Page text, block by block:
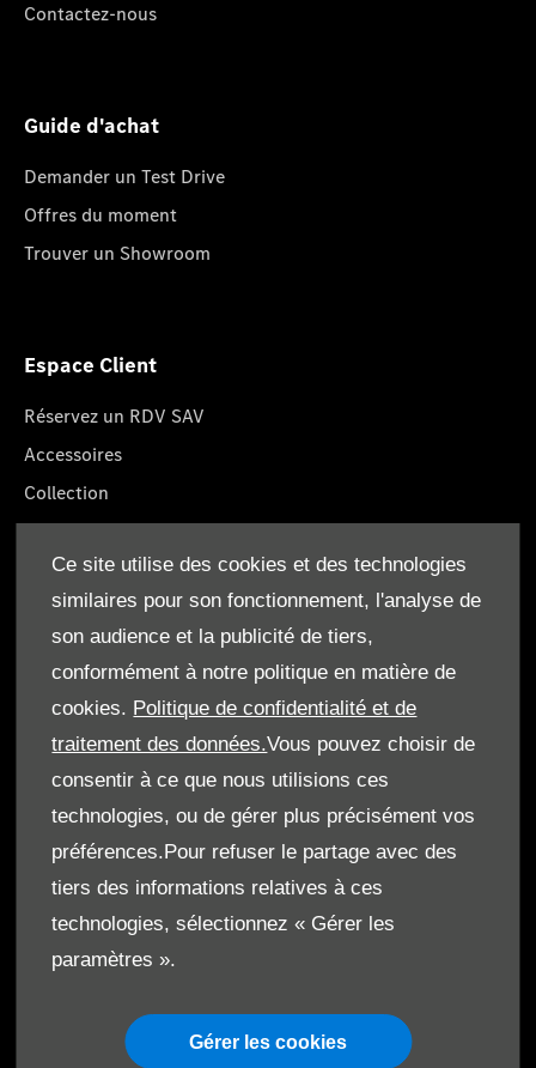
Ce site utilise des cookies et des technologies
similaires pour son fonctionnement, l'analyse de
son audience et la publicité de tiers,
conformément à notre politique en matière de
cookies. Politique de confidentialité et de
traitement des données.Vous pouvez choisir de
consentir à ce que nous utilisions ces
technologies, ou de gérer plus précisément vos
préférences.Pour refuser le partage avec des
tiers des informations relatives à ces
technologies, sélectionnez « Gérer les
paramètres ».
Gérer les cookies
Contactez-nous
Guide d'achat
Demander un Test Drive
Offres du moment
Trouver un Showroom
Espace Client
Réservez un RDV SAV
Accessoires
Collection
Pièces d'origine
Réclamation
© Le Moteur SA 2026. Tous droits réservés
Termes & Conditions
Cookies
Protection de données
Code de Conduite